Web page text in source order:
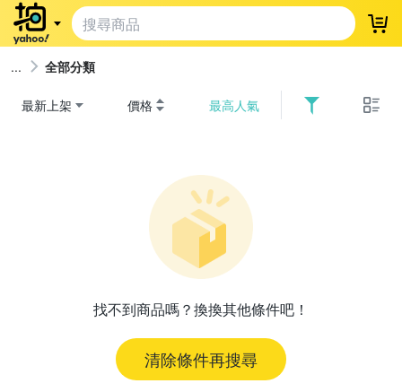
登
全部分類
最新上架 價格 最高人氣
找不到商品嗎？換換其他條件吧！
清除條件再搜尋